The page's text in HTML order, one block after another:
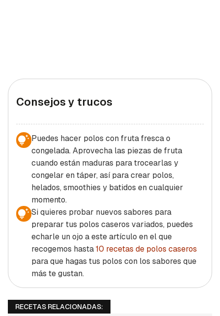
Consejos y trucos
Puedes hacer polos con fruta fresca o
congelada. Aprovecha las piezas de fruta
cuando están maduras para trocearlas y
congelar en táper, así para crear polos,
helados, smoothies y batidos en cualquier
momento.
Si quieres probar nuevos sabores para
preparar tus polos caseros variados, puedes
echarle un ojo a este artículo en el que
recogemos hasta10 recetas de polos caseros
para que hagas tus polos con los sabores que
más te gustan.
RECETAS RELACIONADAS: